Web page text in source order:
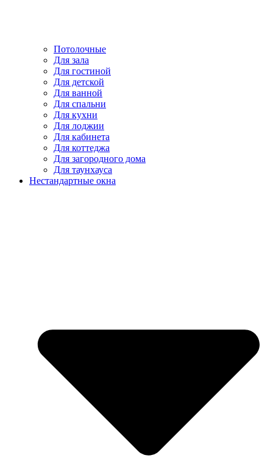
Потолочные
Для зала
Для гостиной
Для детской
Для ванной
Для спальни
Для кухни
Для лоджии
Для кабинета
Для коттеджа
Для загородного дома
Для таунхауса
Нестандартные окна